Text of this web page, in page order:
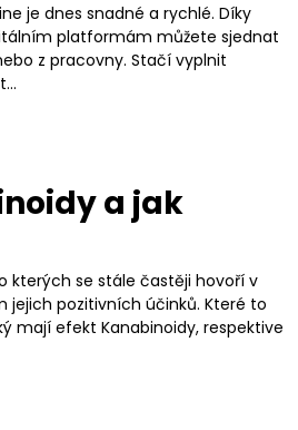
je dnes snadné a rychlé. Díky
platformám můžete sjednat
z pracovny. Stačí vyplnit
a jak
kterých se stále častěji hovoří v
jejich pozitivních účinků. Které to